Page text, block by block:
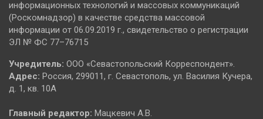
информационных технологий и массовых коммуникаций
(Роскомнадзор) в качестве средства массовой
информации от 06.09.2019 г., свидетельство о регистрации
ЭЛ № ФС 77–76715
Учредитель: ООО «Севастопольский Корреспондент».
Адрес: Россия, 299011, г. Севастополь, ул. Василия Кучера,
д. 1, кв. 10А
Главный редактор: Мацкевич А.В.